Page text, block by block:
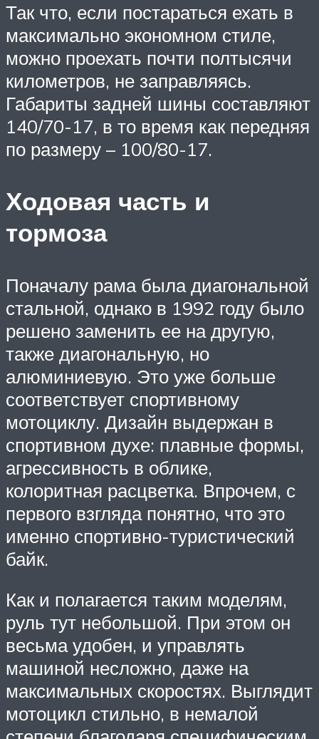
Так что, если постараться ехать в
максимально экономном стиле,
можно проехать почти полтысячи
километров, не заправляясь.
Габариты задней шины составляют
140/70-17, в то время как передняя
по размеру – 100/80-17.
Ходовая часть и
тормоза
Поначалу рама была диагональной
стальной, однако в 1992 году было
решено заменить ее на другую,
также диагональную, но
алюминиевую. Это уже больше
соответствует спортивному
мотоциклу. Дизайн выдержан в
спортивном духе: плавные формы,
агрессивность в облике,
колоритная расцветка. Впрочем, с
первого взгляда понятно, что это
именно спортивно-туристический
байк.
Как и полагается таким моделям,
руль тут небольшой. При этом он
весьма удобен, и управлять
машиной несложно, даже на
максимальных скоростях. Выглядит
мотоцикл стильно, в немалой